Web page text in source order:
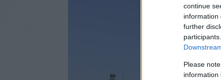
continue
information
further
Please
information